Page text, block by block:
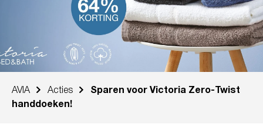
AVIA Acties
Sparen voor Victoria Zero-Twist
handdoeken!